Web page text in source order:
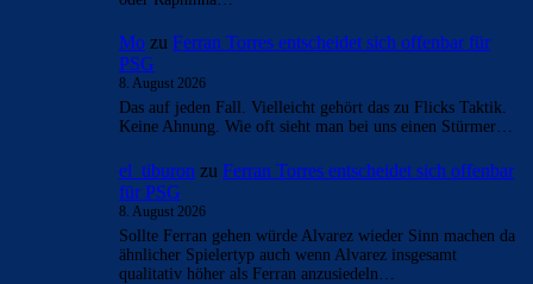
Mo zu Ferran Torres entscheidet sich offenbar für
PSG
8. August 2026
Das auf jeden Fall. Vielleicht gehört das zu Flicks Taktik.
Keine Ahnung. Wie oft sieht man bei uns einen Stürmer…
el_tiburon zu Ferran Torres entscheidet sich offenbar
für PSG
8. August 2026
Sollte Ferran gehen würde Alvarez wieder Sinn machen da
ähnlicher Spielertyp auch wenn Alvarez insgesamt
qualitativ höher als Ferran anzusiedeln…